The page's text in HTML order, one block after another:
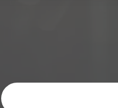
關鍵字